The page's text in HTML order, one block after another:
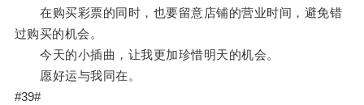
在购买彩票的同时，也要留意店铺的营业时间，避免错
过购买的机会。
今天的小插曲，让我更加珍惜明天的机会。
愿好运与我同在。
#39#